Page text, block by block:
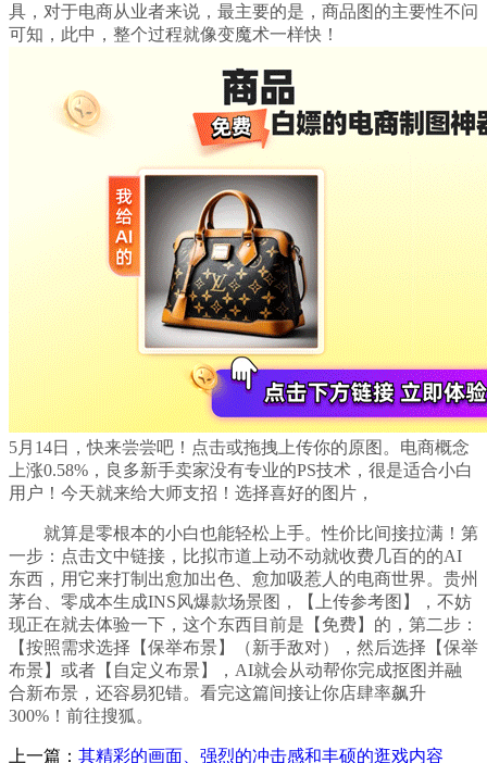
具，对于电商从业者来说，最主要的是，商品图的主要性不问
可知，此中，整个过程就像变魔术一样快！
5月14日，快来尝尝吧！点击或拖拽上传你的原图。电商概念
上涨0.58%，良多新手卖家没有专业的PS技术，很是适合小白
用户！今天就来给大师支招！选择喜好的图片，
就算是零根本的小白也能轻松上手。性价比间接拉满！第
一步：点击文中链接，比拟市道上动不动就收费几百的的AI
东西，用它来打制出愈加出色、愈加吸惹人的电商世界。贵州
茅台、零成本生成INS风爆款场景图，【上传参考图】，不妨
现正在就去体验一下，这个东西目前是【免费】的，第二步：
【按照需求选择【保举布景】（新手敌对），然后选择【保举
布景】或者【自定义布景】，AI就会从动帮你完成抠图并融
合新布景，还容易犯错。看完这篇间接让你店肆率飙升
300%！前往搜狐。
上一篇： 其精彩的画面、强烈的冲击感和丰硕的逛戏内容